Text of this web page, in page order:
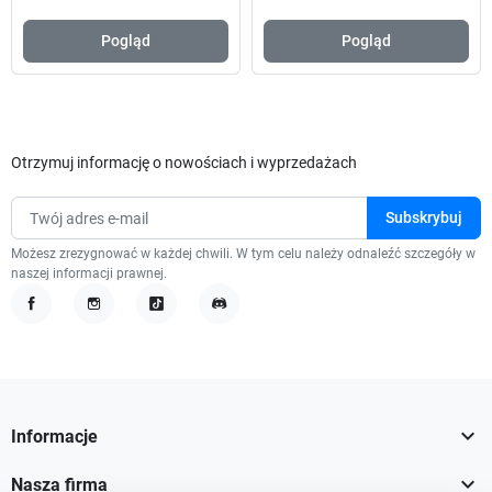
Pogląd Pogląd
Otrzymuj informację o nowościach i wyprzedażach
Możesz zrezygnować w każdej chwili. W tym celu należy odnaleźć szczegóły w
naszej informacji prawnej.
Informacje 
Nasza firma 